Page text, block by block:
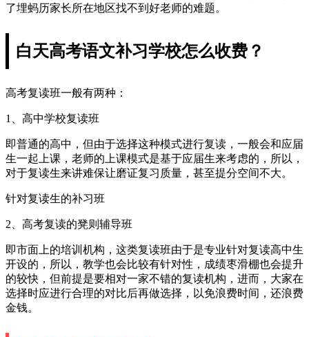
了埋蚂历家长所在地区找不到好老师的难题。
白天高考语文补习学校怎么收费？
高考复读班一般有两种：
1、高中学校复读班
即普通的高中，但由于选择这种模式进行复读，一般会和应届
生一起上课，老师的上课模式是基于应届生来考虑的，所以，
对于复读生来讲难保让磨证复习质量，甚至提分空间不大。
针对复读生的补习班
2、高考复读的凳则辅导班
即市面上的培训机构，这类复读班由于是专业针对复读高中生
开设的，所以，教学也会比较有针对性，成绩枣滑棚也会提升
的较快，但前提是要相对一家不错的复读机构，进而，大家在
选择时应进行合理的对比后再做选择，以免浪费时间，还浪费
金钱。